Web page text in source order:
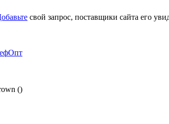
свой запрос, поставщики сайта его
()